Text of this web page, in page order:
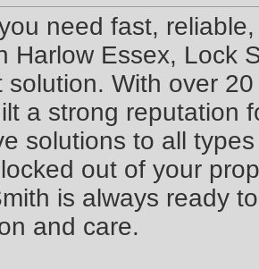
need fast,
Harlow Essex, Lock
solution. With over
a strong reputation
solutions to all
locked out of your
is always ready
and care.